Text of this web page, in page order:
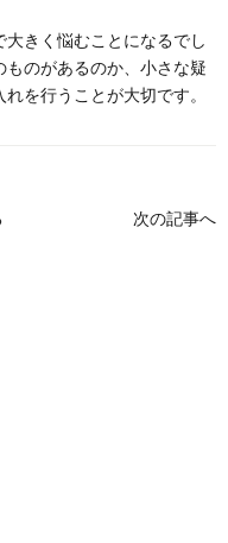
きく悩むことになるでし
ものがあるのか、小さな疑
を行うことが大切です。
次の記事へ